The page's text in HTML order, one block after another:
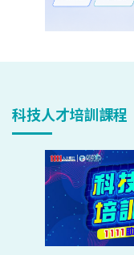
科技人才培訓課程